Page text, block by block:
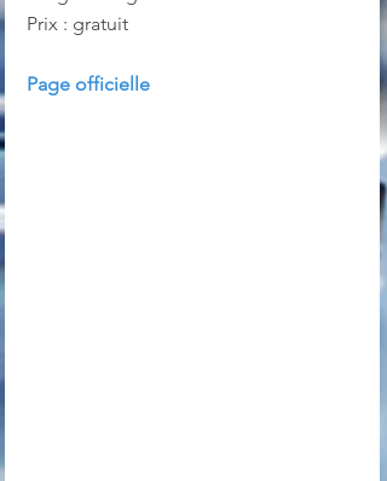
Prix : gratuit
Page officielle